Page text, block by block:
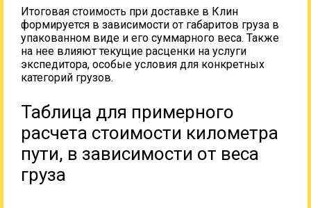
Итоговая стоимость при доставке в Клин
формируется в зависимости от габаритов груза в
упакованном виде и его суммарного веса. Также
на нее влияют текущие расценки на услуги
экспедитора, особые условия для конкретных
категорий грузов.
Таблица для примерного
расчета стоимости километра
пути, в зависимости от веса
груза